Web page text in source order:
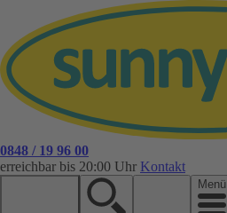
0848 / 19 96 00
erreichbar bis 20:00 Uhr Kontakt
Menü